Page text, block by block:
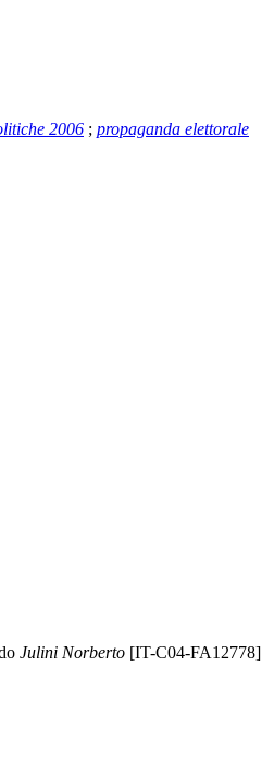
2006 ; propaganda elettorale
Julini Norberto [IT-C04-FA12778]